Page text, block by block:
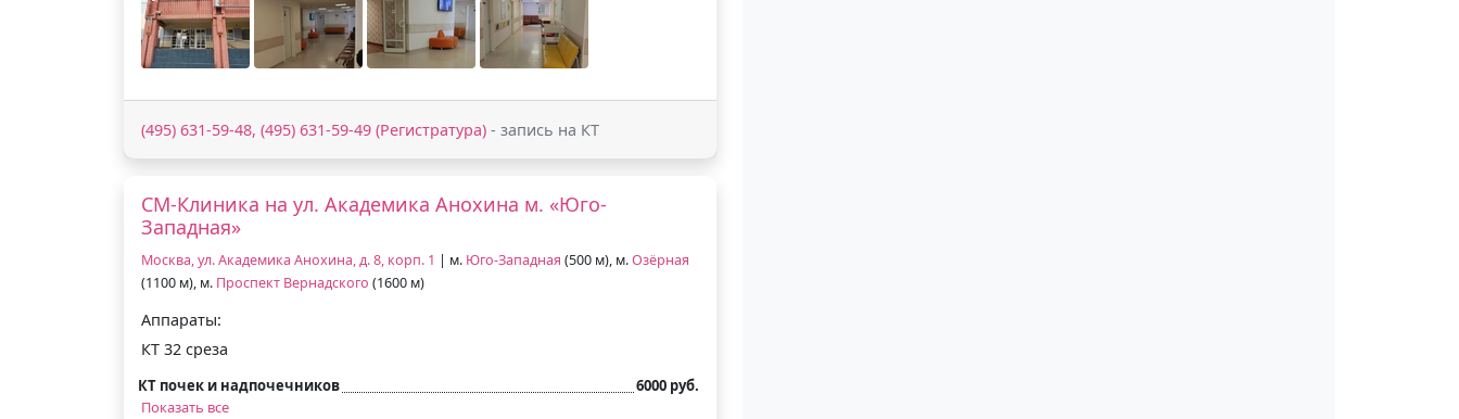
(495) 631-59-48, (495) 631-59-49 (Регистратура) - запись на КТ
СМ-Клиника на ул. Академика Анохина м. «Юго-
Западная»
Москва, ул. Академика Анохина, д. 8, корп. 1 | м. Юго-Западная (500 м), м.Озёрная
(1100 м), м. Проспект Вернадского (1600 м)
Аппараты:
КТ 32 среза
КТ почек и надпочечников
6000 руб.
Показать все